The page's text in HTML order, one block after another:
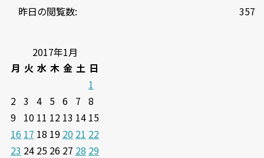
357
昨日の閲覧数:
2017年1月
月 火 水 木 金 土 日
1
2 3 4 5 6 7 8
9 10 11 12 13 14 15
16 17 18 19 20 21 22
23 24 25 26 27 28 29